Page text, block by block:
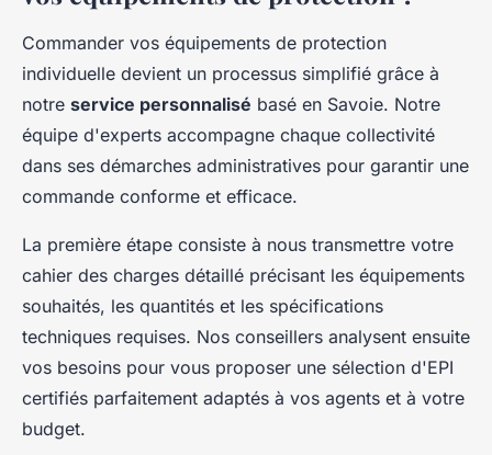
Commander vos équipements de protection
individuelle devient un processus simplifié grâce à
notre service personnalisé basé en Savoie. Notre
équipe d'experts accompagne chaque collectivité
dans ses démarches administratives pour garantir une
commande conforme et efficace.
La première étape consiste à nous transmettre votre
cahier des charges détaillé précisant les équipements
souhaités, les quantités et les spécifications
techniques requises. Nos conseillers analysent ensuite
vos besoins pour vous proposer une sélection d'EPI
certifiés parfaitement adaptés à vos agents et à votre
budget.